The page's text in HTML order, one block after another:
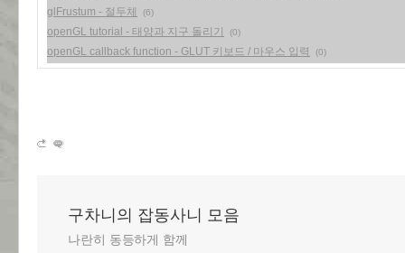
glFrustum - 절두체 (6)
openGL tutorial - 태양과 지구 돌리기 (0)
openGL callback function - GLUT 키보드 / 마우스 입력 (0)
구차니의 잡동사니 모음
나란히 동등하게 함께